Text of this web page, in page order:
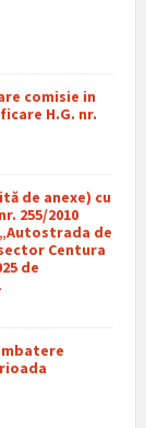
comisie in
H.G. nr.
de anexe) cu
255/2010
de
Centura
de